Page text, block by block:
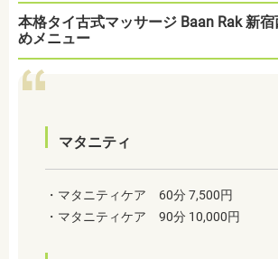
本格タイ古式マッサージ Baan Rak 新
めメニュー
マタニティ
・マタニティケア 60分 7,500円
・マタニティケア 90分 10,000円